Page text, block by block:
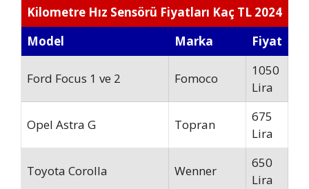
Kilometre Hız Sensörü Fiyatları Kaç TL 2024
Model
Marka Fiyat
Ford Focus 1 ve 2 Fomoco
1050
Lira
Opel Astra G Topran
675
Lira
Toyota Corolla Wenner
650
Lira